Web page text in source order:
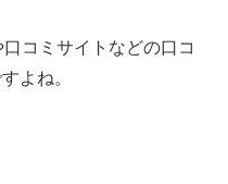
コミサイトなどの口コ
よね。